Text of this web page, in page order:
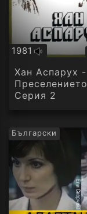
1981
Оригинално
аудио
Хан Аспарух -
Преселението
Серия 2
Български